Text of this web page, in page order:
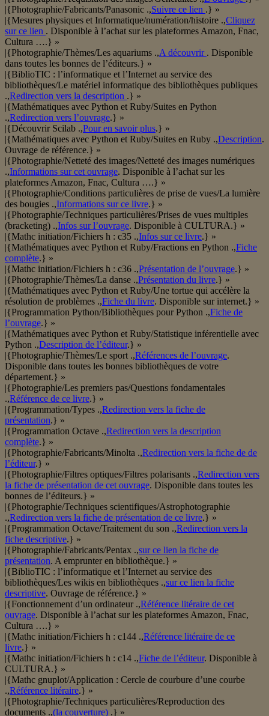
|{Photographie/Fabricants/Panasonic .,Suivre ce lien .} »
|{Mesures physiques et Informatique/numération/histoire .,Cliquez
sur ce lien . Disponible à l’achat sur les plateformes Amazon, Fnac,
Cultura ….} »
|{Photographie/Thèmes/Les aquariums .,A découvrir . Disponible
dans toutes les bonnes de l’éditeurs.} »
|{BiblioTIC : l’informatique et l’Internet au service des
bibliothèques/Le matériel informatique des bibliothèques publiques
.,Redirection vers la description .} »
|{Mathématiques avec Python et Ruby/Suites en Python
.,Redirection vers l’ouvrage.} »
|{Découvrir Scilab .,Pour en savoir plus.} »
|{Mathématiques avec Python et Ruby/Suites en Ruby .,Description.
Ouvrage de référence.} »
|{Photographie/Netteté des images/Netteté des images numériques
.,Informations sur cet ouvrage. Disponible à l’achat sur les
plateformes Amazon, Fnac, Cultura ….} »
|{Photographie/Conditions particulières de prise de vues/La lumière
des bougies .,Informations sur ce livre.} »
|{Photographie/Techniques particulières/Prises de vues multiples
(bracketing) .,Infos sur l’ouvrage. Disponible à CULTURA.} »
|{Mathc initiation/Fichiers h : c35 .,Infos sur ce livre.} »
|{Mathématiques avec Python et Ruby/Fractions en Python .,Fiche
complète.} »
|{Mathc initiation/Fichiers h : c36 .,Présentation de l’ouvrage.} »
|{Photographie/Thèmes/La danse .,Présentation du livre.} »
|{Mathématiques avec Python et Ruby/Une tortue qui accélère la
résolution de problèmes .,Fiche du livre. Disponible sur internet.} »
|{Programmation Python/Bibliothèques pour Python .,Fiche de
l’ouvrage.} »
|{Mathématiques avec Python et Ruby/Statistique inférentielle avec
Python .,Description de l’éditeur.} »
|{Photographie/Thèmes/Le sport .,Références de l’ouvrage.
Disponible dans toutes les bonnes bibliothèques de votre
département.} »
|{Photographie/Les premiers pas/Questions fondamentales
.,Référence de ce livre.} »
|{Programmation/Types .,Redirection vers la fiche de
présentation.} »
|{Programmation Octave .,Redirection vers la description
complète.} »
|{Photographie/Fabricants/Minolta .,Redirection vers la fiche de de
l’éditeur.} »
|{Photographie/Filtres optiques/Filtres polarisants .,Redirection vers
la fiche de présentation de cet ouvrage. Disponible dans toutes les
bonnes de l’éditeurs.} »
|{Photographie/Techniques scientifiques/Astrophotographie
.,Redirection vers la fiche de présentation de ce livre.} »
|{Programmation Octave/Traitement du son .,Redirection vers la
fiche descriptive.} »
|{Photographie/Fabricants/Pentax .,sur ce lien la fiche de
présentation. A emprunter en bibliothèque.} »
|{BiblioTIC : l’informatique et l’Internet au service des
bibliothèques/Les wikis en bibliothèques .,sur ce lien la fiche
descriptive. Ouvrage de référence.} »
|{Fonctionnement d’un ordinateur .,Référence litéraire de cet
ouvrage. Disponible à l’achat sur les plateformes Amazon, Fnac,
Cultura ….} »
|{Mathc initiation/Fichiers h : c144 .,Référence litéraire de ce
livre.} »
|{Mathc initiation/Fichiers h : c14 .,Fiche de l’éditeur. Disponible à
CULTURA.} »
|{Mathc gnuplot/Application : Cercle de courbure d’une courbe
.,Référence litéraire.} »
|{Photographie/Techniques particulières/Reproduction des
documents .,(la couverture) .} »